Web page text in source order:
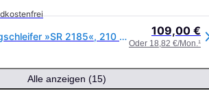
METABO Schwingschleifer »SR 2185«, 210 W - gruen 109,00 €
Oder 18,82 €/Mon.¹
Alle anzeigen (15)